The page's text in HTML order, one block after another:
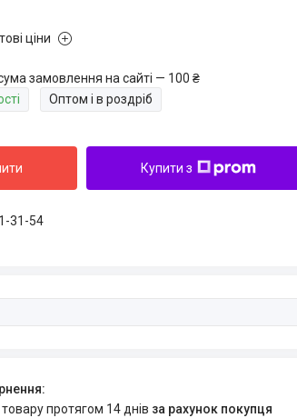
ціни
замовлення на сайті — 100 ₴
Оптом і в роздріб
Купити з
31-54
товару протягом 14 днів за рахунок покупця